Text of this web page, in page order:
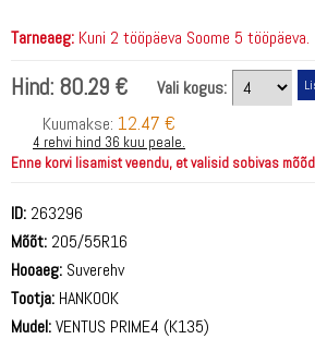
Tarneaeg: Kuni 2 tööpäeva Soome 5 tööpäeva.
Hind: 80.29 €
Vali kogus:
Kuumakse: 12.47 €
4 rehvi hind 36 kuu peale.
Enne korvi lisamist veendu, et valisid sobivas
ID: 263296
Mõõt: 205/55R16
Hooaeg: Suverehv
Tootja: HANKOOK
Mudel:VENTUS PRIME4 (K135)